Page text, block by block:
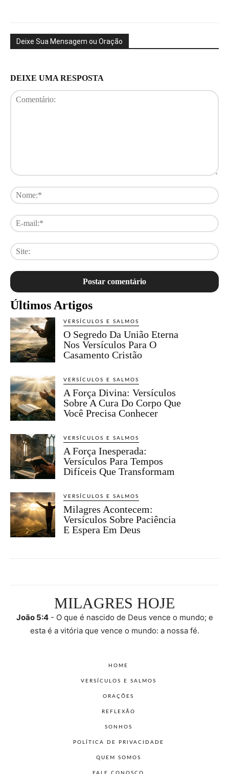
Deixe Sua Mensagem ou Oração
DEIXE UMA RESPOSTA
Últimos Artigos
VERSÍCULOS E SALMOS
O Segredo Da União Eterna
Nos Versículos Para O
Casamento Cristão
VERSÍCULOS E SALMOS
A Força Divina: Versículos
Sobre A Cura Do Corpo Que
Você Precisa Conhecer
VERSÍCULOS E SALMOS
A Força Inesperada:
Versículos Para Tempos
Difíceis Que Transformam
VERSÍCULOS E SALMOS
Milagres Acontecem:
Versículos Sobre Paciência
E Espera Em Deus
MILAGRES HOJE
João 5:4- O que é nascido de Deus vence o mundo; e
esta é a vitória que vence o mundo: a nossa fé.
HOME
VERSÍCULOS E SALMOS
ORAÇÕES
REFLEXÃO
SONHOS
POLÍTICA DE PRIVACIDADE
QUEM SOMOS